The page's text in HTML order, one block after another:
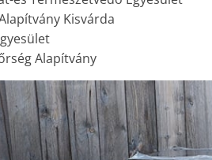
Kisvárda
Alapítvány